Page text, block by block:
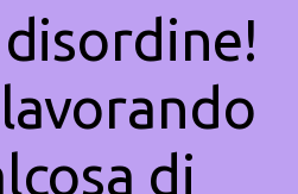
di